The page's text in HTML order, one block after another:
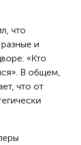
что
и
«Кто
В общем,
что от